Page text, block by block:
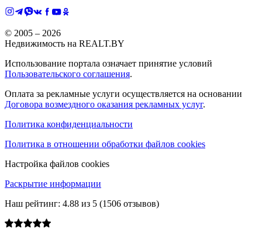
© 2005 – 2026
Недвижимость на REALT.BY
Использование портала означает принятие условий
Пользовательского соглашения.
Оплата за рекламные услуги осуществляется на основании
Договора возмездного оказания рекламных услуг.
Политика конфиденциальности
Политика в отношении обработки файлов cookies
Настройка файлов cookies
Раскрытие информации
Наш рейтинг: 4.88 из 5 (1506 отзывов)